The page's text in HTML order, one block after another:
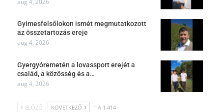
Gyimesfelsőlokon ismét megmutatkozott
az összetartozás ereje
aug 4, 2026
Gyergyóremetén a lovassport erejét a
család, a közösség és a…
aug 4, 2026
ELŐZŐ KÖVETKEZŐ 1 A 1 414